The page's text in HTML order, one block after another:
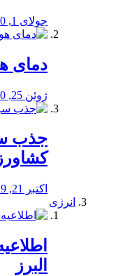
جولای 1, 2020
دمای
ژوئن 25, 2020
جذب
اکتبر 21, 2019
انرژی
البرز